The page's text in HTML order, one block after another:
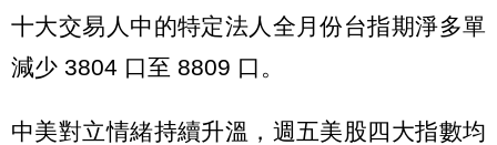
十大交易人中的特定法人全月份台指期淨多單
減少 3804 口至 8809 口。
中美對立情緒持續升溫，週五美股四大指數均